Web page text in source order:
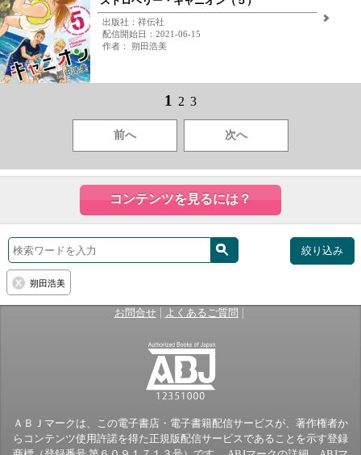
出版社：祥伝社
配信開始日：2021-06-15
作者： 朔田浩美
1 2 3
前へ 次へ
コンテンツを見るには？
絞り込み
朔田浩美
お問合せ| よくあるご質問 |
ＡＢＪマークは、この電子書店・電子書籍配信サービスが、著作権者か
らコンテンツ使用許諾を得た正規版配信サービスであることを示す登録